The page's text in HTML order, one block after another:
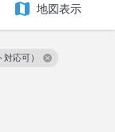
地図表示
応可）